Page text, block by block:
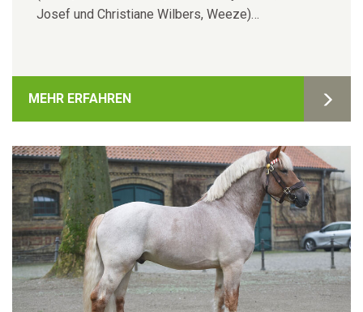
Josef und Christiane Wilbers, Weeze)…
MEHR ERFAHREN